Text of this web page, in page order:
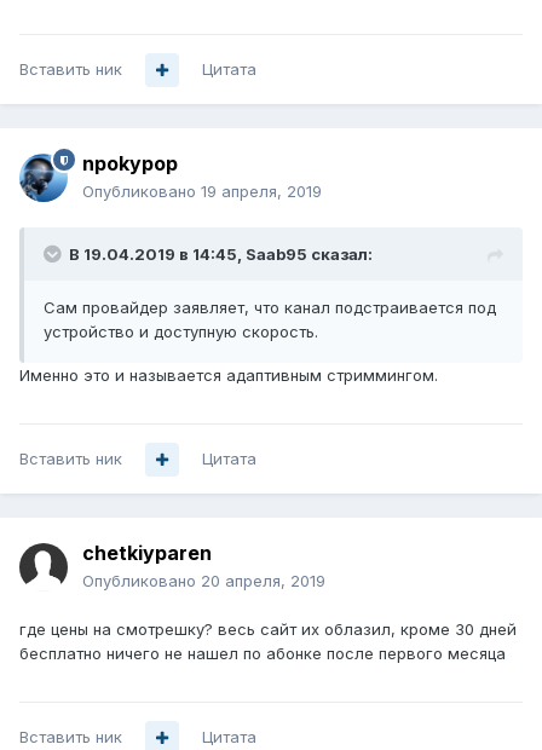
Вставить ник Цитата
npokypop
Опубликовано 19 апреля, 2019
В 19.04.2019 в 14:45, Saab95 сказал:
Сам провайдер заявляет, что канал подстраивается под
устройство и доступную скорость.
Именно это и называется адаптивным стриммингом.
Вставить ник Цитата
chetkiyparen
Опубликовано 20 апреля, 2019
где цены на смотрешку? весь сайт их облазил, кроме 30 дней
бесплатно ничего не нашел по абонке после первого месяца
Вставить ник Цитата